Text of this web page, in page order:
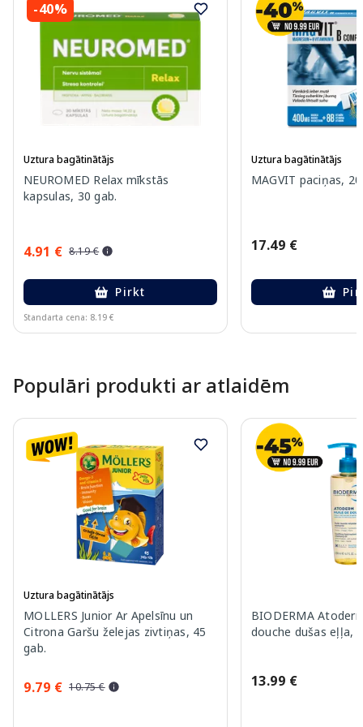
-40%
Uztura bagātinātājs
NEUROMED Relax mīkstās
kapsulas, 30 gab.
4.91 € 8.19 €
Pirkt
Standarta cena: 8.19 €
Uztura bagātinātājs
MAGVIT paciņas,
17.49 €
Populāri produkti ar atlaidēm
Uztura bagātinātājs
MOLLERS Junior Ar Apelsīnu un
Citrona Garšu želejas zivtiņas, 45
gab.
9.79 € 10.75 €
BIODERMA
douche dušas eļļa,
13.99 €